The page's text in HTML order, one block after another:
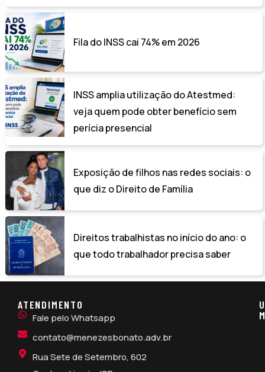
Fila do INSS cai 74% em 2026
INSS amplia utilização do Atestmed:
veja quem pode obter benefício sem
perícia presencial
Exposição de filhos nas redes sociais: o
que diz o Direito de Família
Direitos trabalhistas no início do ano: o
que todo trabalhador precisa saber
ATENDIMENTO
Fale pelo Whatsapp
contato@menezesbonato.adv.br
Rua Sete de Setembro, 602